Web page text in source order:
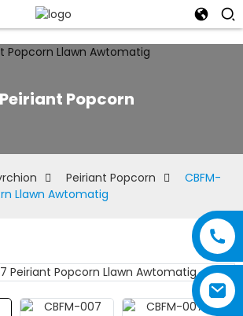
Peiriant Popcorn
Peiriant Popcorn
CBFM-
Llawn Awtomatig